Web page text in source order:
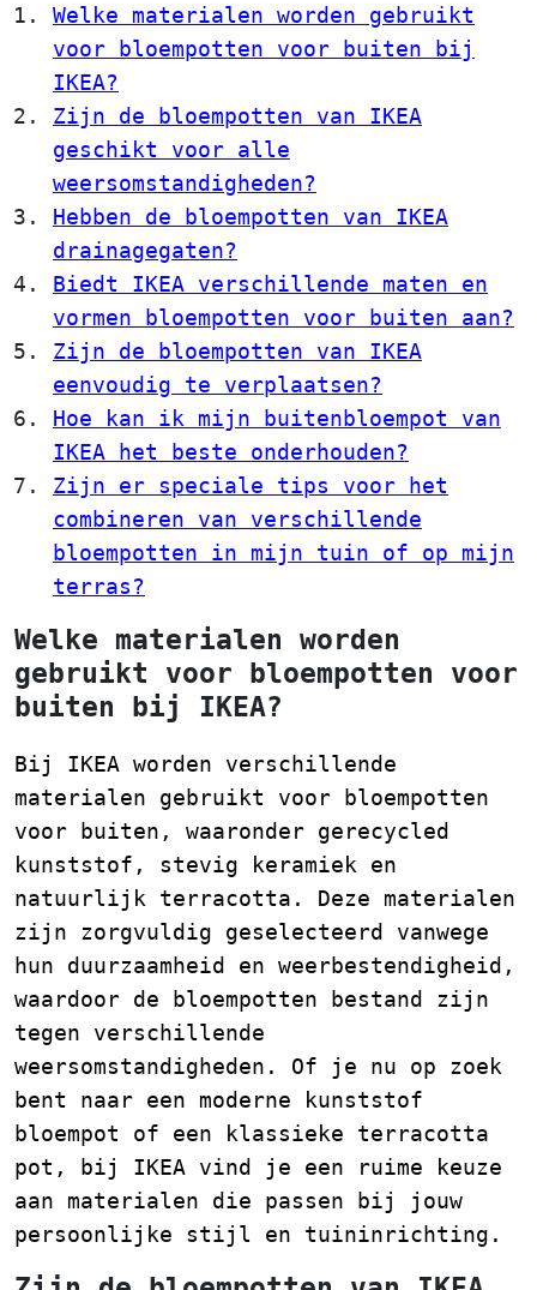
Welke materialen worden gebruikt
voor bloempotten voor buiten bij
IKEA?
Zijn de bloempotten van IKEA
geschikt voor alle
weersomstandigheden?
Hebben de bloempotten van IKEA
drainagegaten?
Biedt IKEA verschillende maten en
vormen bloempotten voor buiten aan?
Zijn de bloempotten van IKEA
eenvoudig te verplaatsen?
Hoe kan ik mijn buitenbloempot van
IKEA het beste onderhouden?
Zijn er speciale tips voor het
combineren van verschillende
bloempotten in mijn tuin of op mijn
terras?
Welke materialen worden
gebruikt voor bloempotten voor
buiten bij IKEA?
Bij IKEA worden verschillende
materialen gebruikt voor bloempotten
voor buiten, waaronder gerecycled
kunststof, stevig keramiek en
natuurlijk terracotta. Deze materialen
zijn zorgvuldig geselecteerd vanwege
hun duurzaamheid en weerbestendigheid,
waardoor de bloempotten bestand zijn
tegen verschillende
weersomstandigheden. Of je nu op zoek
bent naar een moderne kunststof
bloempot of een klassieke terracotta
pot, bij IKEA vind je een ruime keuze
aan materialen die passen bij jouw
persoonlijke stijl en tuininrichting.